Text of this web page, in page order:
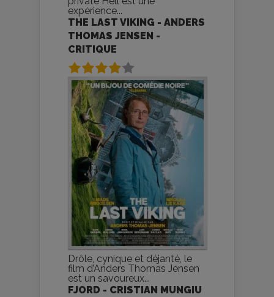
expérience...
THE LAST VIKING - ANDERS
THOMAS JENSEN -
CRITIQUE
Drôle, cynique et déjanté, le
film d’Anders Thomas Jensen
est un savoureux...
FJORD - CRISTIAN MUNGIU